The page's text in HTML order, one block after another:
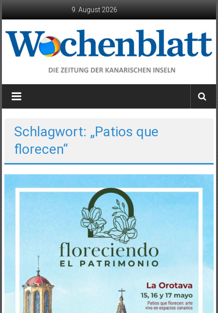
9. August 2026
Wochenblatt
die
Kanarischen
Inseln
Schlagwort: „Patios que
florecen“